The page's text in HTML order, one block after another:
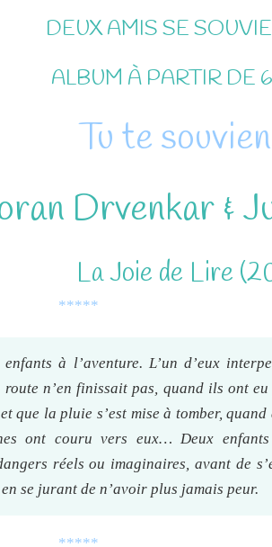
DEUX AMIS SE
ALBUM À PARTIR DE
Tu te
Drvenkar &
La Joie de Lire
*****
à l’aventure. L’un d’eux
n’en finissait pas, quand ils ont eu
que la pluie s’est mise à tomber,
ont couru vers eux… Deux
réels ou imaginaires, avant de
se jurant de n’avoir plus jamais peur.
*****